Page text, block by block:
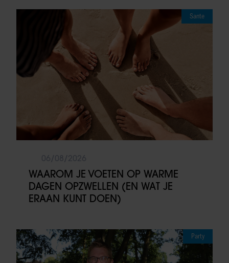
Sante
WAAROM JE VOETEN OP WARME
DAGEN OPZWELLEN (EN WAT JE
ERAAN KUNT DOEN)
Party